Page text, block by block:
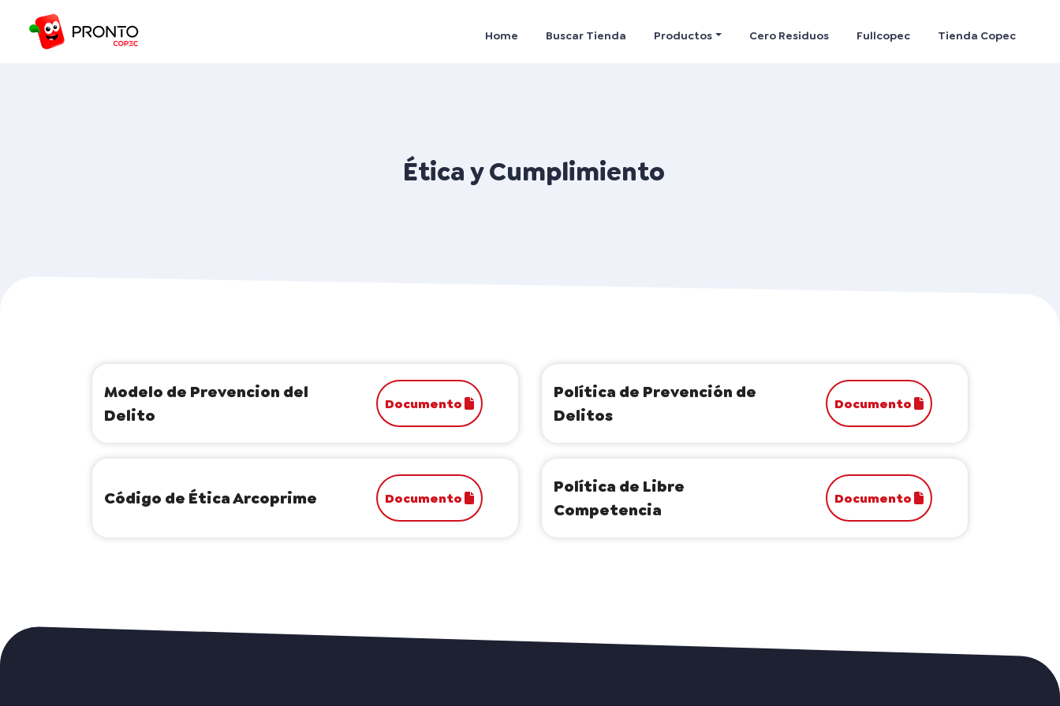
Home Buscar Tienda Productos Cero Residuos Fullcopec Tienda Copec
Ética y Cumplimiento
Modelo de Prevencion del
Delito
Documento
Política de Prevención de
Delitos
Documento
Código de Ética Arcoprime Documento
Política de Libre
Competencia
Documento